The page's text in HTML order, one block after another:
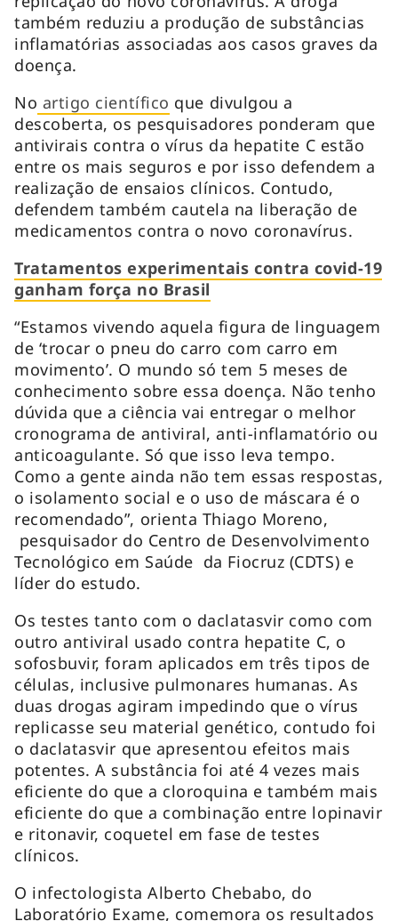
também reduziu a produção de substâncias
inflamatórias associadas aos casos graves da
doença.
No artigo científico que divulgou a
descoberta, os pesquisadores ponderam que
antivirais contra o vírus da hepatite C estão
entre os mais seguros e por isso defendem a
realização de ensaios clínicos. Contudo,
defendem também cautela na liberação de
medicamentos contra o novo coronavírus.
Tratamentos experimentais contra covid-19
ganham força no Brasil
“Estamos vivendo aquela figura de linguagem
de ‘trocar o pneu do carro com carro em
movimento’. O mundo só tem 5 meses de
conhecimento sobre essa doença. Não tenho
dúvida que a ciência vai entregar o melhor
cronograma de antiviral, anti-inflamatório ou
anticoagulante. Só que isso leva tempo.
Como a gente ainda não tem essas respostas,
o isolamento social e o uso de máscara é o
recomendado”, orienta Thiago Moreno,
pesquisador do Centro de Desenvolvimento
Tecnológico em Saúde da Fiocruz (CDTS) e
líder do estudo.
Os testes tanto com o daclatasvir como com
outro antiviral usado contra hepatite C, o
sofosbuvir, foram aplicados em três tipos de
células, inclusive pulmonares humanas. As
duas drogas agiram impedindo que o vírus
replicasse seu material genético, contudo foi
o daclatasvir que apresentou efeitos mais
potentes. A substância foi até 4 vezes mais
eficiente do que a cloroquina e também mais
eficiente do que a combinação entre lopinavir
e ritonavir, coquetel em fase de testes
clínicos.
O infectologista Alberto Chebabo, do
Laboratório Exame, comemora os resultados